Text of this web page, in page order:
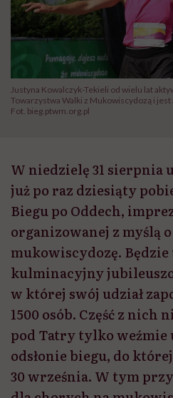
Justyna Kowalczyk-Tekieli od wielu lat
Towarzystwa Walki z Mukowiscydozą i
Fot. bieg.ptwm.org.pl
W niedzielę 31 sierpnia
już po raz dziesiąty
Biegu po Oddech,
organizowanej z myślą
mukowiscydozę.
kulminacyjny
w której swój udział
1500 osób. Część z nich
pod Tatry tylko weźmie
odsłonie biegu, do
30 września. W tym